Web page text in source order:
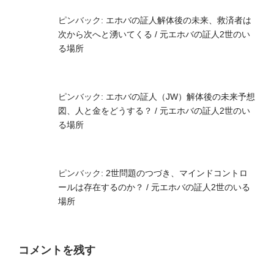
ピンバック: エホバの証人解体後の未来、救済者は
次から次へと湧いてくる / 元エホバの証人2世のい
る場所
ピンバック: エホバの証人（JW）解体後の未来予想
図、人と金をどうする？ / 元エホバの証人2世のい
る場所
ピンバック: 2世問題のつづき、マインドコントロ
ールは存在するのか？ / 元エホバの証人2世のいる
場所
コメントを残す